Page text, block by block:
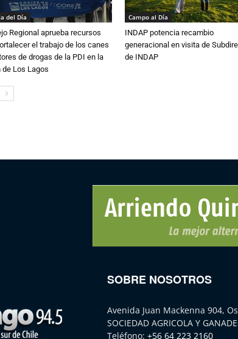
del Día
Regional aprueba recursos
el trabajo de los canes
de drogas de la PDI en la
de Los Lagos
Campo al Día
INDAP potencia recambio
generacional en visita de
de INDAP
SOBRE NOSOTROS
Avenida Juan Mackenna 904,
SOCIEDAD AGRICOLA Y
Teléfono: +56 64 223 2160